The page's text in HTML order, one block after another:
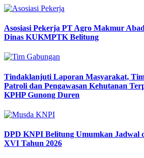
Asosiasi Pekerja PT Agro Makmur
Dinas KUKMPTK Belitung
Tindaklanjuti Laporan Masyarakat,
Patroli dan Pengawasan Kehutanan
KPHP Gunong Duren
DPD KNPI Belitung Umumkan Jadwal
XVI Tahun 2026